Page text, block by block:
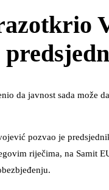
da javnost sada može
pozvao je
riječima, na Samit